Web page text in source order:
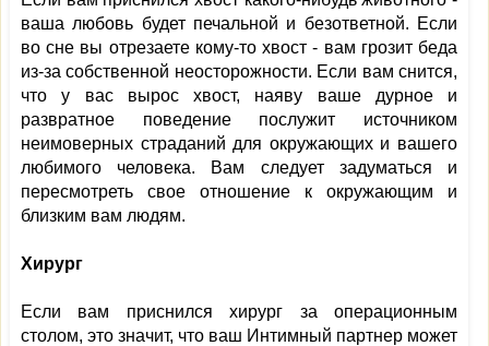
ваша любовь будет печальной и безответной. Если
во сне вы отрезаете кому-то хвост - вам грозит беда
из-за собственной неосторожности. Если вам снится,
что у вас вырос хвост, наяву ваше дурное и
развратное поведение послужит источником
неимоверных страданий для окружающих и вашего
любимого человека. Вам следует задуматься и
пересмотреть свое отношение к окружающим и
близким вам людям.
Хирург
Если вам приснился хирург за операционным
столом, это значит, что ваш Интимный партнер может